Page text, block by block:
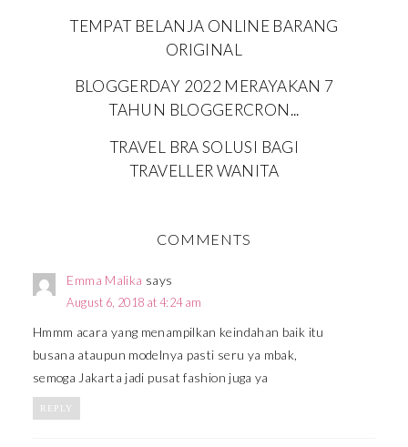
TEMPAT BELANJA ONLINE BARANG
ORIGINAL
BLOGGERDAY 2022 MERAYAKAN 7
TAHUN BLOGGERCRON...
TRAVEL BRA SOLUSI BAGI
TRAVELLER WANITA
COMMENTS
Emma Malika says
August 6, 2018 at 4:24 am
Hmmm acara yang menampilkan keindahan baik itu
busana ataupun modelnya pasti seru ya mbak,
semoga Jakarta jadi pusat fashion juga ya
REPLY